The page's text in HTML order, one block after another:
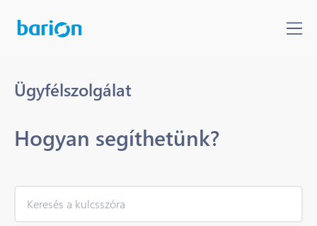
Ügyfélszolgálat
Hogyan segíthetünk?